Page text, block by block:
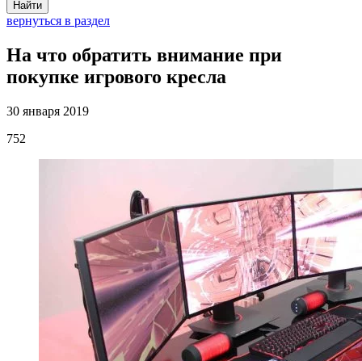
Найти
вернуться в раздел
На что обратить внимание при
покупке игрового кресла
30 января 2019
752